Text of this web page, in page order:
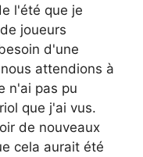
l'été que je
joueurs
d'une
attendions à
n'ai pas pu
que j'ai vus.
de nouveaux
cela aurait été